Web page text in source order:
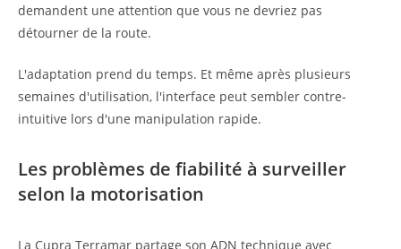
demandent une attention que vous ne devriez pas
détourner de la route.
L'adaptation prend du temps. Et même après plusieurs
semaines d'utilisation, l'interface peut sembler contre-
intuitive lors d'une manipulation rapide.
Les problèmes de fiabilité à surveiller
selon la motorisation
La Cupra Terramar partage son ADN technique avec